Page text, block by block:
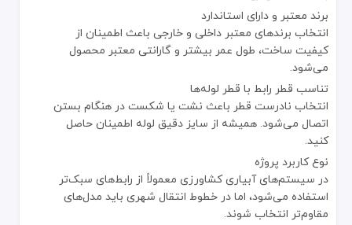
برند معتبر و دارای استاندارد
انتخاب برندهای معتبر داخلی و خارجی باعث اطمینان از
کیفیت ساخت، طول عمر بیشتر و گارانتی معتبر محصول
می‌شود.
تناسب قطر رابط با قطر لوله‌ها
انتخاب نادرست قطر باعث نشت یا شکست در هنگام بستن
اتصال می‌شود. همیشه از سایز دقیق لوله اطمینان حاصل
کنید.
نوع کاربرد پروژه
در سیستم‌های آبیاری کشاورزی معمولاً از رابط‌های سبک‌تر
استفاده می‌شود، اما در خطوط انتقال شهری باید مدل‌های
مقاوم‌تر انتخاب شوند.